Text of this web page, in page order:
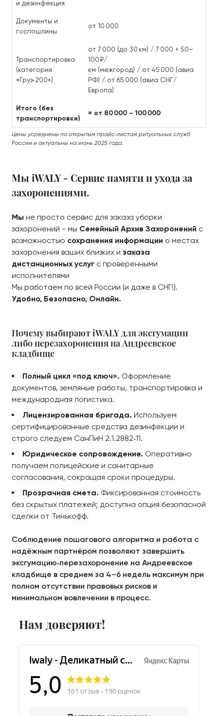
и дезинфекция
Документы и
госпошлины
от 10 000
Транспортировка
(категория
«Груз‑200»)
от 7 000 (до 30 км) / 7 000 + 50–
100 ₽/
км (межгород) / от 45 000 (авиа
РФ) / от 65 000 (авиа СНГ/
Европа)
Итого (без
транспортировки)
≈ от 80 000 – 100 000
Цены усреднены по открытым прайс‑листам ритуальных служб
России и актуальны на июнь 2025 года.
Мы iWALY - Сервис памяти и ухода за
захоронениями.
Мы не просто сервис для заказа уборки
захоронений - мы Семейный Архив Захоронений с
возможностью сохранения информации о местах
захоронения ваших близких и заказа
дистанционных услуг с проверенными
исполнителями
Мы работаем по всей России (и даже в СНГ!).
Удобно, Безопасно, Онлайн.
Почему выбирают iWALY для эксгумации
либо перезахоронения на Андреевское
кладбище
Полный цикл «под ключ». Оформление
документов, земляные работы, транспортировка и
международная логистика.
Лицензированная бригада. Используем
сертифицированные средства дезинфекции и
строго следуем СанПиН 2.1.2882‑11.
Юридическое сопровождение. Оперативно
получаем полицейские и санитарные
согласования, сокращая сроки процедуры.
Прозрачная смета. Фиксированная стоимость
без скрытых платежей; доступна опция безопасной
сделки от Тинькофф.
Соблюдение пошагового алгоритма и работа с
надёжным партнёром позволяют завершить
эксгумацию‑перезахоронение на Андреевское
кладбище в среднем за 4–6 недель максимум при
полном отсутствии правовых рисков и
минимальном вовлечении в процесс.
Нам доверяют!